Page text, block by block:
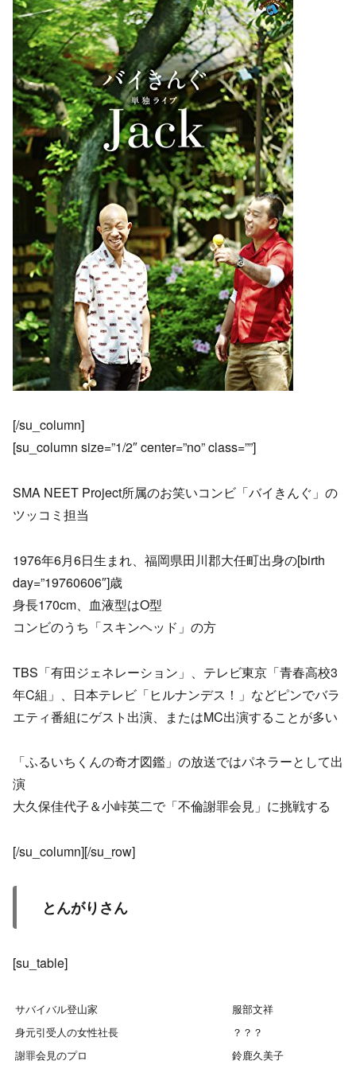
[/su_column]
[su_column size=”1/2″ center=”no” class=””]
SMA NEET Project所属のお笑いコンビ「バイきんぐ」の
ツッコミ担当
1976年6月6日生まれ、福岡県田川郡大任町出身の[birth
day=”19760606″]歳
身長170cm、血液型はO型
コンビのうち「スキンヘッド」の方
TBS「有田ジェネレーション」、テレビ東京「青春高校3
年C組」、日本テレビ「ヒルナンデス！」などピンでバラ
エティ番組にゲスト出演、またはMC出演することが多い
「ふるいちくんの奇才図鑑」の放送ではパネラーとして出
演
大久保佳代子＆小峠英二で「不倫謝罪会見」に挑戦する
[/su_column][/su_row]
とんがりさん
[su_table]
サバイバル登山家
服部文祥
身元引受人の女性社長
？？？
謝罪会見のプロ
鈴鹿久美子